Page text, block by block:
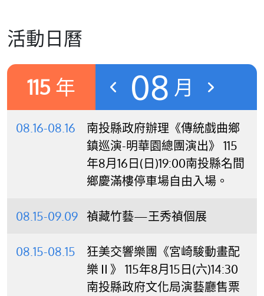
活動日曆
115 年 08 月
08.16-08.16
南投縣政府辦理《傳統戲曲鄉
鎮巡演-明華園總團演出》 115
年8月16日(日)19:00南投縣名間
鄉慶滿樓停車場自由入場。
08.15-09.09 禎藏竹藝—王秀禎個展
08.15-08.15
狂美交響樂團《宮崎駿動畫配
樂Ⅱ》 115年8月15日(六)14:30
南投縣政府文化局演藝廳售票